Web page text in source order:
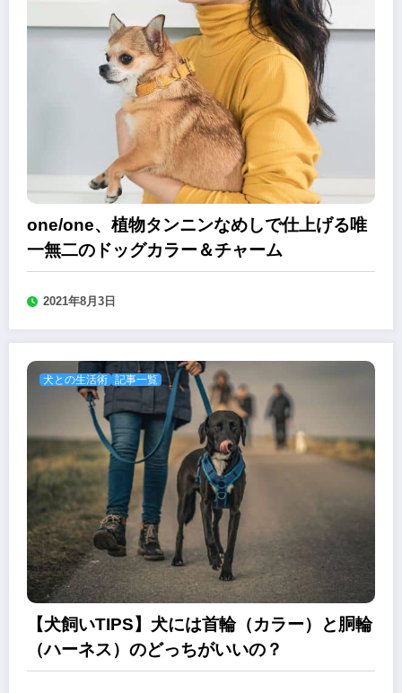
one/one、植物タンニンなめしで仕上げる唯
一無二のドッグカラー＆チャーム
2021年8月3日
犬との生活術 記事一覧
【犬飼いTIPS】犬には首輪（カラー）と胴輪
（ハーネス）のどっちがいいの？